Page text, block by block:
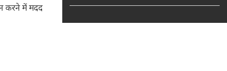
करने में मदद